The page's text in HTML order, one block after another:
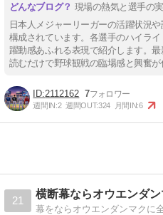
現場の熱気と選手の
日本人メジャーリーガーの活躍状況
構成されています。各選手のハイラ
躍動感あふれる表現で紹介します。
読むだけで野球観戦の臨場感と興奮が
2112162 7
週間IN:2 週間OUT:324 月間IN:6
21
横断幕ならオウエンダン